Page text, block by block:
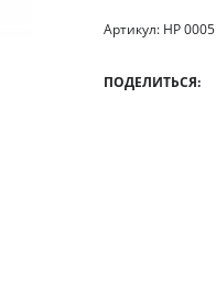
Артикул: HP 0005
ПОДЕЛИТЬСЯ: